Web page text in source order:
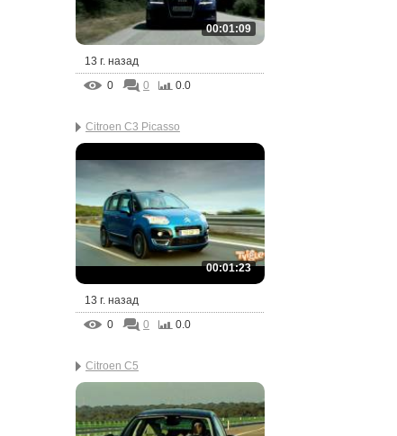
00:01:09
13 г. назад
0
0 0.0
Citroen C3 Picasso
00:01:23
13 г. назад
0
0 0.0
Citroen C5